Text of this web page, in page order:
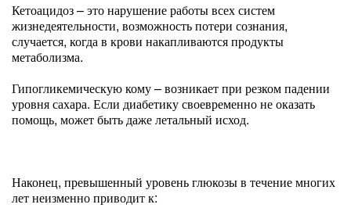
Кетоацидоз – это нарушение работы всех систем
жизнедеятельности, возможность потери сознания,
случается, когда в крови накапливаются продукты
метаболизма.
Гипогликемическую кому – возникает при резком падении
уровня сахара. Если диабетику своевременно не оказать
помощь, может быть даже летальный исход.
Наконец, превышенный уровень глюкозы в течение многих
лет неизменно приводит к: